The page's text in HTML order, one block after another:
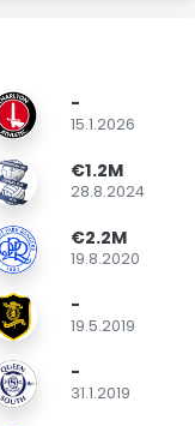
-
15.1.2026
€1.2M
28.8.2024
€2.2M
19.8.2020
-
19.5.2019
-
31.1.2019